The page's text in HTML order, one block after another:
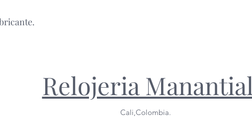
Relojeria Manantial
Cali,Colombia.